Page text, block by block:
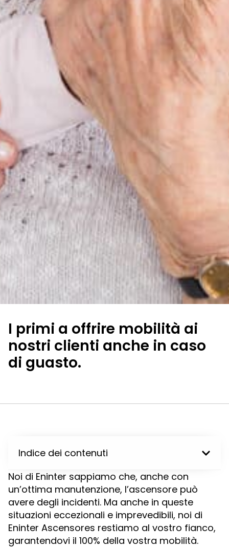
I primi a offrire mobilità ai
nostri clienti anche in caso
di guasto.
Indice dei contenuti
Noi di Eninter sappiamo che, anche con
un’ottima manutenzione, l’ascensore può
avere degli incidenti. Ma anche in queste
situazioni eccezionali e imprevedibili, noi di
Eninter Ascensores restiamo al vostro fianco,
garantendovi il 100% della vostra mobilità.